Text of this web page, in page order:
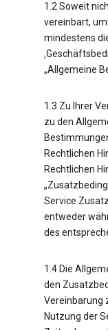
1.2 Soweit
vereinbart,
mindestens
„Allgemeine
1.3 Zu Ihrer
zu den
Rechtlichen
Rechtlichen
Service
entweder
des
1.4 Die
den
Vereinbarung
Nutzung der